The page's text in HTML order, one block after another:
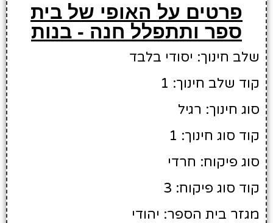
פרטים על האופי של בית
ספר ותתפלל חנה - בנות
שלב חינוך: יסודי בלבד
קוד שלב חינוך: 1
סוג חינוך: רגיל
קוד סוג חינוך: 1
סוג פיקוח: חרדי
קוד סוג פיקוח: 3
מגזר בית הספר: יהודי